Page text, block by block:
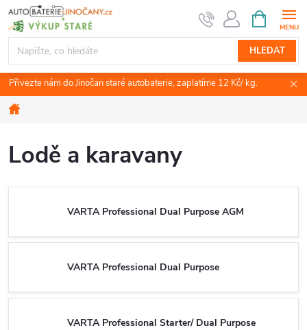
Přejít
na
obsah
HLEDAT
NÁKUPNÍ
KOŠÍK
Přivezte nám do Jinočan staré autobaterie, zaplatíme 12 Kč/ kg.
Domů
Lodě a karavany
VARTA Professional Dual Purpose AGM
VARTA Professional Dual Purpose
VARTA Professional Starter/ Dual Purpose